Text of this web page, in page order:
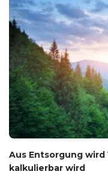
Aus Entsorgung
kalkulierbar wird